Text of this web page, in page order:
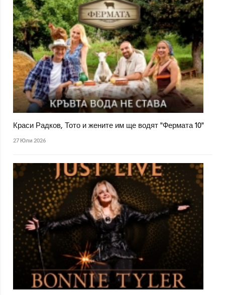
Краси Радков, Тото и жените им ще водят "Фермата 10"
27 Юли 2026